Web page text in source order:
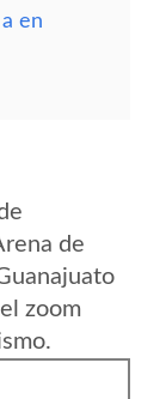
en
de
zoom